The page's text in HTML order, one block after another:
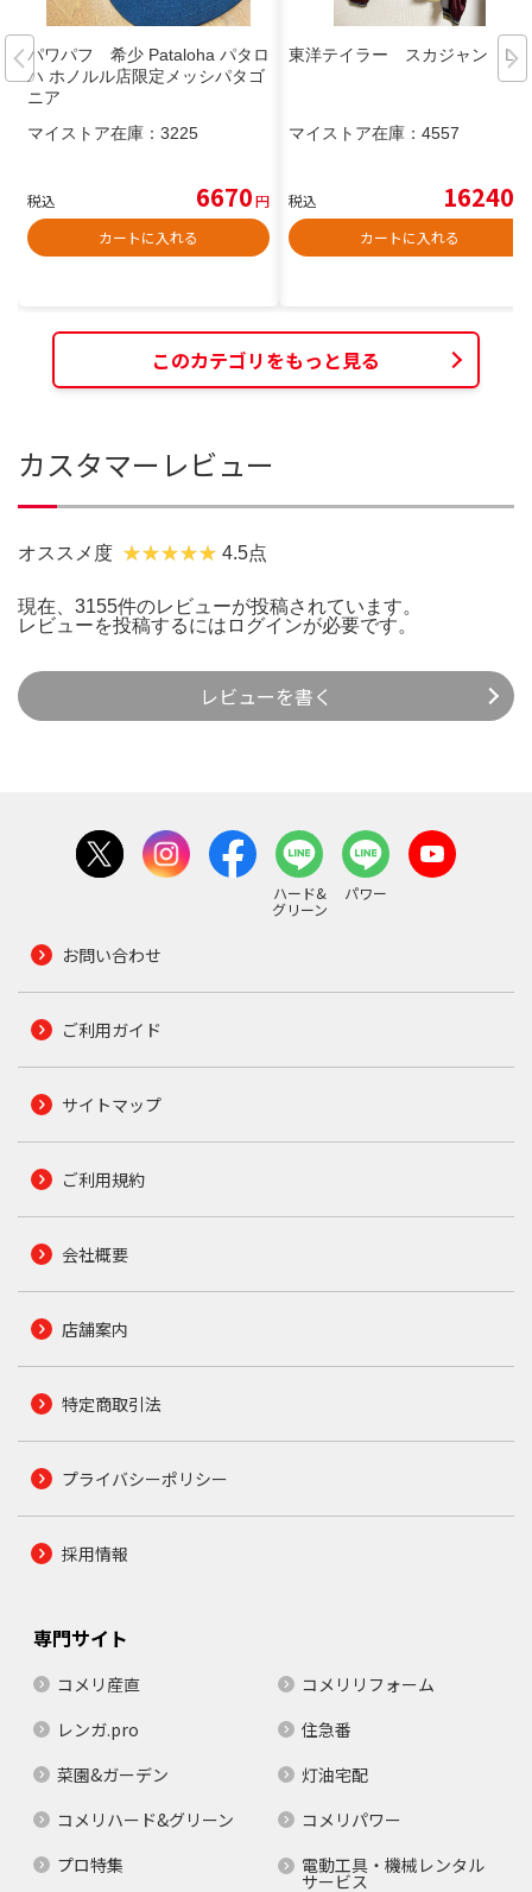
パワパフ 希少 Pataloha パタロ
ハ ホノルル店限定メッシパタゴ
ニア
マイストア在庫： 3225
税込 6670円
カートに入れる
東洋テイラー スカジャン L
マイストア在庫： 4557
税込 16240
カートに入れる
このカテゴリをもっと見る
カスタマーレビュー
オススメ度 4.5点
現在、3155件のレビューが投稿されています。
レビューを投稿するには ログインが必要です。
レビューを書く
ハード&
グリーン
パワー
お問い合わせ
ご利用ガイド
サイトマップ
ご利用規約
会社概要
店舗案内
特定商取引法
プライバシーポリシー
採用情報
専門サイト
コメリ産直
コメリリフォーム
レンガ.pro
住急番
菜園&ガーデン
灯油宅配
コメリハード&グリーン
コメリパワー
プロ特集
電動工具・機械レンタル
サービス